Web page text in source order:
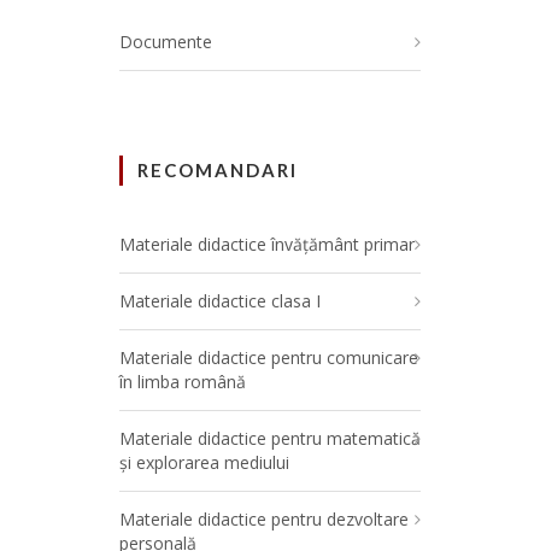
Documente
RECOMANDARI
Materiale didactice învățământ primar
Materiale didactice clasa I
Materiale didactice pentru comunicare
în limba română
Materiale didactice pentru matematică
și explorarea mediului
Materiale didactice pentru dezvoltare
personală